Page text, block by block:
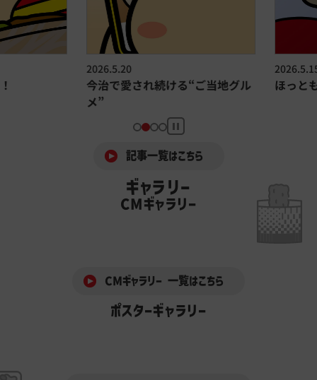
2026.5.20
今治で愛され続ける“ご当地グル
メ”
2026.5.15
ほっとも
記事一覧はこちら
ギャラリー
CMギャラリー
CMギャラリー 一覧はこちら
ポスターギャラリー